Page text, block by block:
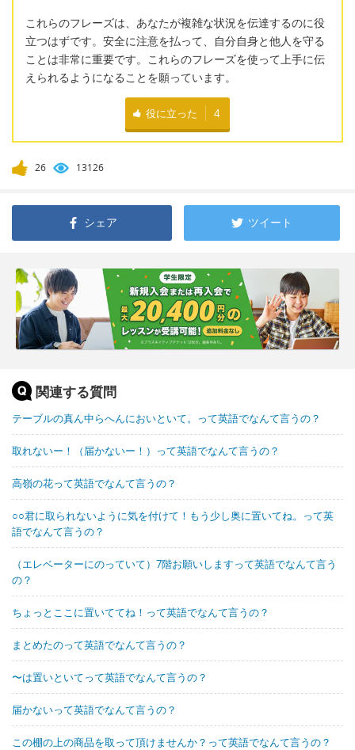
これらのフレーズは、あなたが複雑な状況を伝達するのに役
立つはずです。安全に注意を払って、自分自身と他人を守る
ことは非常に重要です。これらのフレーズを使って上手に伝
えられるようになることを願っています。
役に立った 4
26 13126
シェア ツイート
関連する質問
テーブルの真ん中らへんにおいといて。って英語でなんて言うの？
取れないー！（届かないー！）って英語でなんて言うの？
高嶺の花って英語でなんて言うの？
○○君に取られないように気を付けて！もう少し奥に置いてね。って英
語でなんて言うの？
（エレベーターにのっていて）7階お願いしますって英語でなんて言う
の？
ちょっとここに置いててね！って英語でなんて言うの？
まとめたのって英語でなんて言うの？
〜は置いといてって英語でなんて言うの？
届かないって英語でなんて言うの？
この棚の上の商品を取って頂けませんか？って英語でなんて言うの？